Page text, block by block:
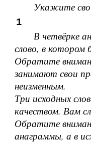
Укажите
1
В четвёрке
слово, в котором
Обратите
занимают свои
неизменным.
Три исходных
качеством. Вам
Обратите
анаграммы, а в